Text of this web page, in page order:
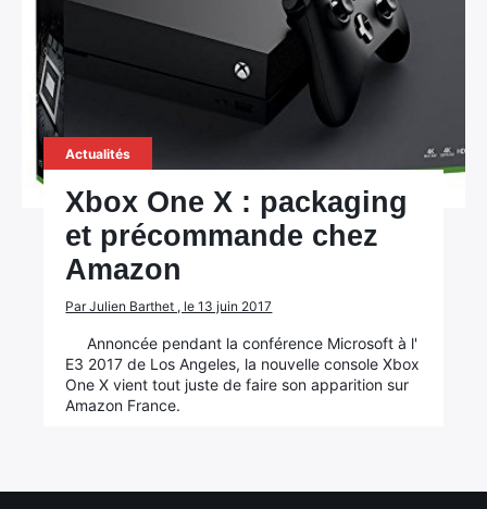
Actualités
Xbox One X : packaging
et précommande chez
Amazon
Par Julien Barthet , le 13 juin 2017
Annoncée pendant la conférence Microsoft à l'
E3 2017 de Los Angeles, la nouvelle console Xbox
One X vient tout juste de faire son apparition sur
Amazon France.
Rechercher